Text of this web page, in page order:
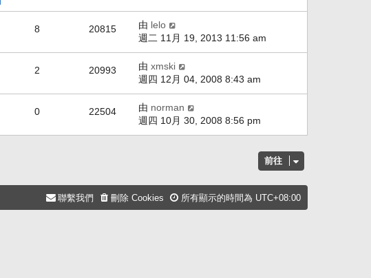
8 20815 由 lelo
週二 11月 19, 2013 11:56 am
2 20993 由 xmski
週四 12月 04, 2008 8:43 am
0 22504 由 norman
週四 10月 30, 2008 8:56 pm
前往
所有顯示的時間為 UTC+08:00
刪除 Cookies
聯繫我們